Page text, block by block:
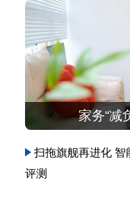
家务“
扫拖旗舰再进化 智
评测